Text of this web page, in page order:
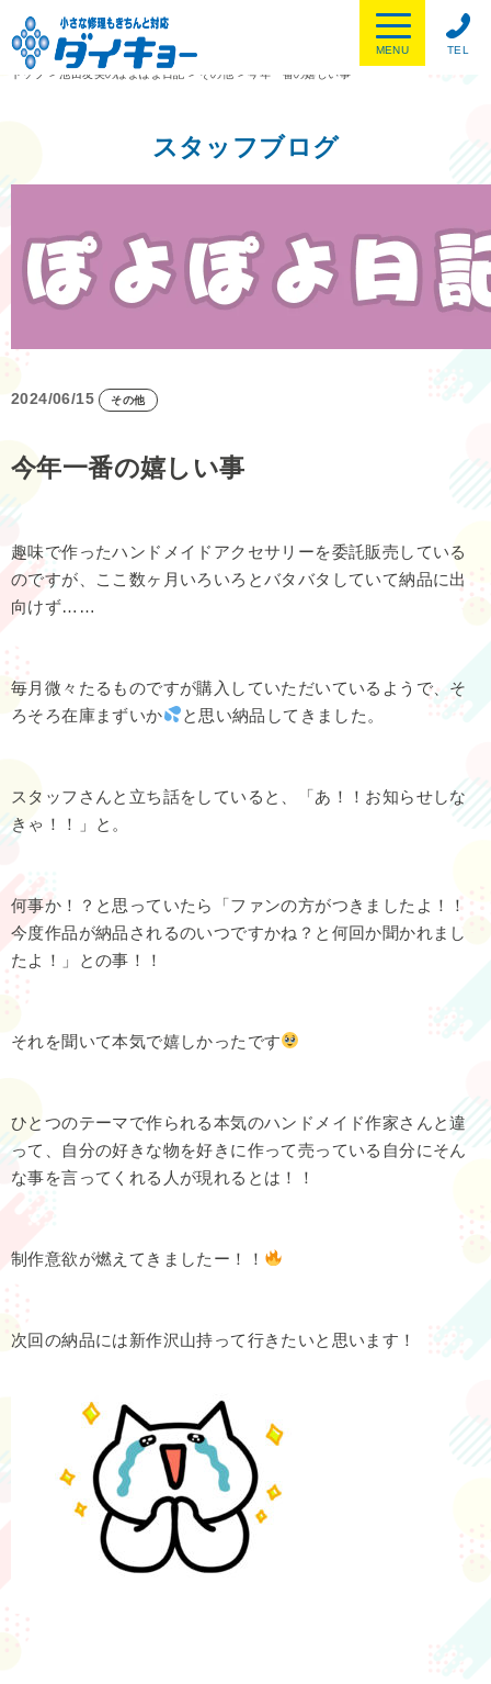
TEL
MENU
トップ
> 池田友美のぽよぽよ日記 > その他 >今年一番の嬉しい事
スタッフブログ
2024/06/15 その他
今年一番の嬉しい事
趣味で作ったハンドメイドアクセサリーを委託販売している
のですが、ここ数ヶ月いろいろとバタバタしていて納品に出
向けず……
毎月微々たるものですが購入していただいているようで、そ
ろそろ在庫まずいか
と思い納品してきました。
スタッフさんと立ち話をしていると、「あ！！お知らせしな
きゃ！！」と。
何事か！？と思っていたら「ファンの方がつきましたよ！！
今度作品が納品されるのいつですかね？と何回か聞かれまし
たよ！」との事！！
それを聞いて本気で嬉しかったです
ひとつのテーマで作られる本気のハンドメイド作家さんと違
って、自分の好きな物を好きに作って売っている自分にそん
な事を言ってくれる人が現れるとは！！
制作意欲が燃えてきましたー！！
次回の納品には新作沢山持って行きたいと思います！